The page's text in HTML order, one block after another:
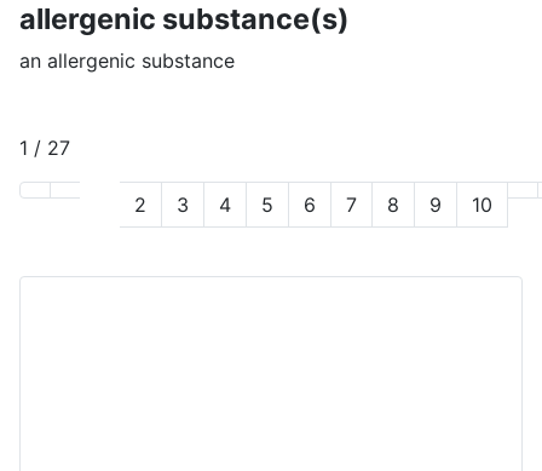
allergenic substance(s)
an allergenic substance
1 / 27
2 3 4 5 6 7 8 9 10